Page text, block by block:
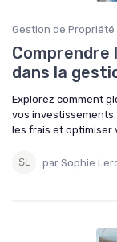
Gestion de Propriété
Comprendre
dans la
Explorez comment
vos
les frais et optimiser
par Sophie